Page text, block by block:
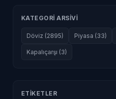
KATEGORI ARSIVI
Döviz (2895) Piyasa (33)
Kapalıçarşı (3)
ETIKETLER